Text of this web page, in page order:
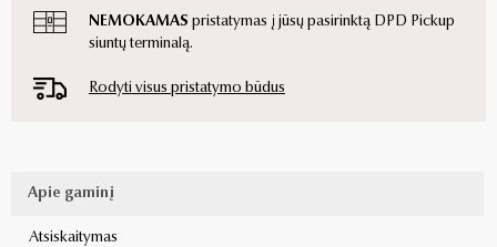
NEMOKAMAS pristatymas į jūsų pasirinktą DPD Pickup
siuntų terminalą.
Rodyti visus pristatymo būdus
Apie gaminį
Atsiskaitymas